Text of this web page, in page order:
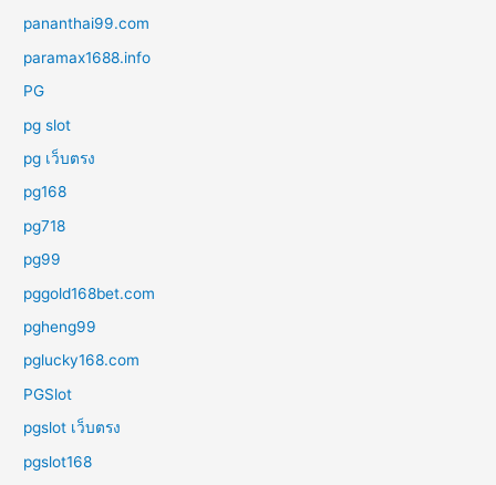
pananthai99.com
paramax1688.info
PG
pg slot
pg เว็บตรง
pg168
pg718
pg99
pggold168bet.com
pgheng99
pglucky168.com
PGSlot
pgslot เว็บตรง
pgslot168